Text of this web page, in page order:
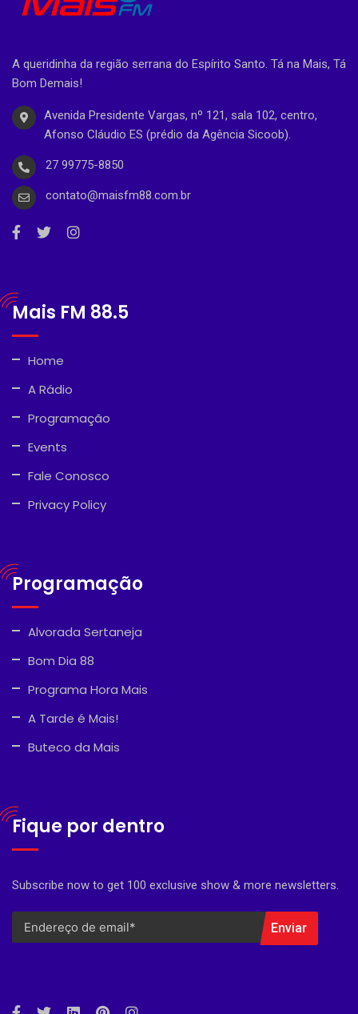
A queridinha da região serrana do Espírito Santo. Tá na Mais, Tá
Bom Demais!
Avenida Presidente Vargas, nº 121, sala 102, centro,
Afonso Cláudio ES (prédio da Agência Sicoob).
27 99775-8850
contato@maisfm88.com.br
Mais FM 88.5
Home
A Rádio
Programação
Events
Fale Conosco
Privacy Policy
Programação
Alvorada Sertaneja
Bom Dia 88
Programa Hora Mais
A Tarde é Mais!
Buteco da Mais
Fique por dentro
Subscribe now to get 100 exclusive show & more newsletters.
Enviar